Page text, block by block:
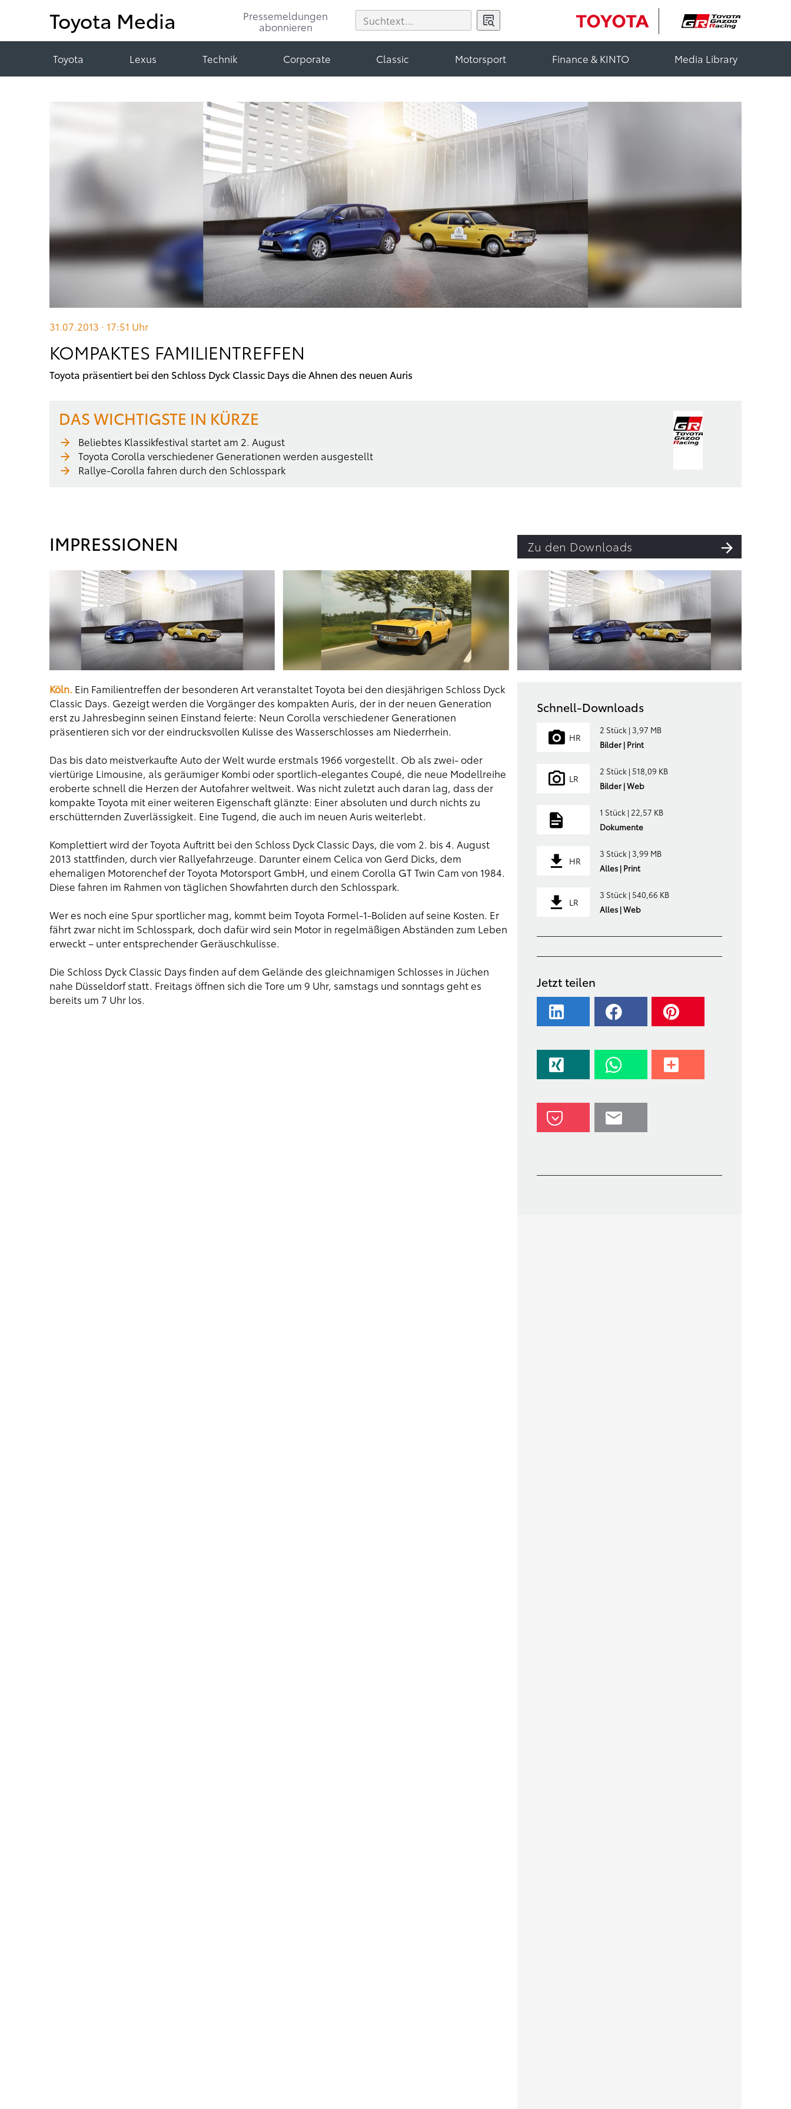
Toyota Media
Pressemeldungen
abonnieren
Toyota Lexus Technik Corporate Classic Motorsport Finance & KINTO Media Library
31.07.2013 · 17:51 Uhr
KOMPAKTES FAMILIENTREFFEN
Toyota präsentiert bei den Schloss Dyck Classic Days die Ahnen des neuen Auris
DAS WICHTIGSTE IN KÜRZE
Beliebtes Klassikfestival startet am 2. August
Toyota Corolla verschiedener Generationen werden ausgestellt
Rallye-Corolla fahren durch den Schlosspark
IMPRESSIONEN Zu den Downloads
Köln. Ein Familientreffen der besonderen Art veranstaltet Toyota bei den diesjährigen Schloss Dyck
Classic Days. Gezeigt werden die Vorgänger des kompakten Auris, der in der neuen Generation
erst zu Jahresbeginn seinen Einstand feierte: Neun Corolla verschiedener Generationen
präsentieren sich vor der eindrucksvollen Kulisse des Wasserschlosses am Niederrhein.
Das bis dato meistverkaufte Auto der Welt wurde erstmals 1966 vorgestellt. Ob als zwei- oder
viertürige Limousine, als geräumiger Kombi oder sportlich-elegantes Coupé, die neue Modellreihe
eroberte schnell die Herzen der Autofahrer weltweit. Was nicht zuletzt auch daran lag, dass der
kompakte Toyota mit einer weiteren Eigenschaft glänzte: Einer absoluten und durch nichts zu
erschütternden Zuverlässigkeit. Eine Tugend, die auch im neuen Auris weiterlebt.
Komplettiert wird der Toyota Auftritt bei den Schloss Dyck Classic Days, die vom 2. bis 4. August
2013 stattfinden, durch vier Rallyefahrzeuge. Darunter einem Celica von Gerd Dicks, dem
ehemaligen Motorenchef der Toyota Motorsport GmbH, und einem Corolla GT Twin Cam von 1984.
Diese fahren im Rahmen von täglichen Showfahrten durch den Schlosspark.
Wer es noch eine Spur sportlicher mag, kommt beim Toyota Formel-1-Boliden auf seine Kosten. Er
fährt zwar nicht im Schlosspark, doch dafür wird sein Motor in regelmäßigen Abständen zum Leben
erweckt – unter entsprechender Geräuschkulisse.
Die Schloss Dyck Classic Days finden auf dem Gelände des gleichnamigen Schlosses in Jüchen
nahe Düsseldorf statt. Freitags öffnen sich die Tore um 9 Uhr, samstags und sonntags geht es
bereits um 7 Uhr los.
Schnell-Downloads
HR
2 Stück | 3,97 MB
Bilder | Print
LR
2 Stück | 518,09 KB
Bilder | Web
1 Stück | 22,57 KB
Dokumente
HR
3 Stück | 3,99 MB
Alles | Print
LR
3 Stück | 540,66 KB
Alles | Web
Jetzt teilen